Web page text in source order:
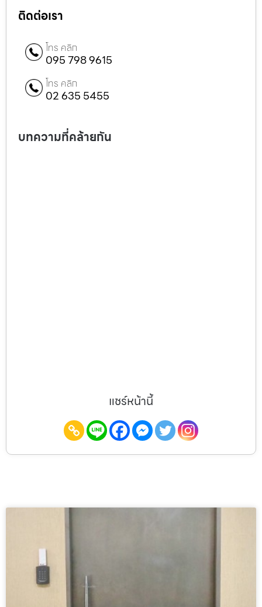
ติดต่อเรา
โทร คลิก
095 798 9615
โทร คลิก
02 635 5455
บทความที่คล้ายกัน
แชร์หน้านี้